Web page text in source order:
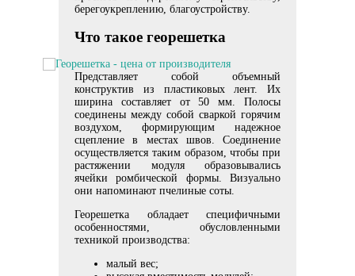
берегоукреплению, благоустройству.
Что такое георешетка
Представляет собой объемный
конструктив из пластиковых лент. Их
ширина составляет от 50 мм. Полосы
соединены между собой сваркой горячим
воздухом, формирующим надежное
сцепление в местах швов. Соединение
осуществляется таким образом, чтобы при
растяжении модуля образовывались
ячейки ромбической формы. Визуально
они напоминают пчелиные соты.
Георешетка обладает специфичными
особенностями, обусловленными
техникой производства:
малый вес;